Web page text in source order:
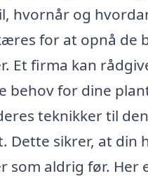
hvornår og
for at opnå de
Et firma kan
behov for dine
teknikker til
Dette sikrer, at din
som aldrig før. Her